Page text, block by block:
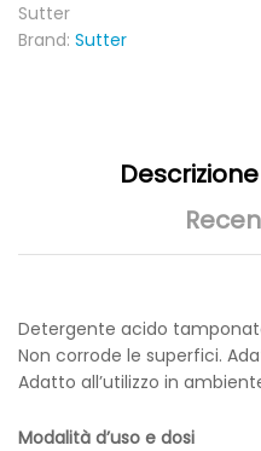
Sutter
Brand: Sutter
Descrizione
Detergente acido
Non corrode le superfici.
Adatto all’utilizzo in
Modalità d’uso e dosi